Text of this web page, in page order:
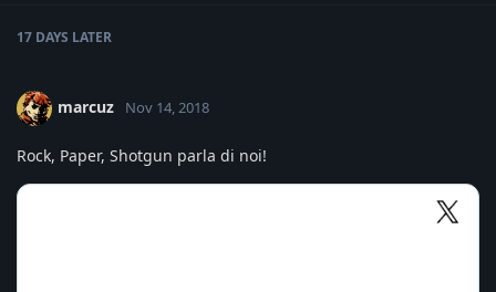
17 DAYS LATER
marcuz Nov 14, 2018
Rock, Paper, Shotgun parla di noi!